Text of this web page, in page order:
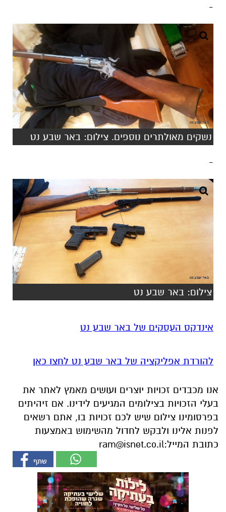
נשקים מאולתרים נוספים. צילום: באר שבע נט
-
צילום: באר שבע נט
אינדקס העסקים של באר שבע נט
בפרסומינו צילום שיש לכם זכויות בו, אתם רשאים
כתובת המייל:ram@isnet.co.il
אולי יעניין אותך גם